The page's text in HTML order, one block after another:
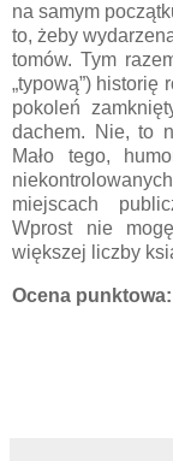
na samym
to, żeby
tomów. Tym
„typową”) historię
pokoleń
dachem. Nie, to
Mało tego,
miejscach
Wprost nie
większej liczby
Ocena punktowa: